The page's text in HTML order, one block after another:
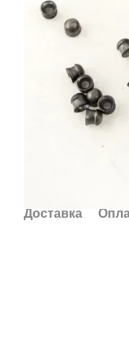
Доставка